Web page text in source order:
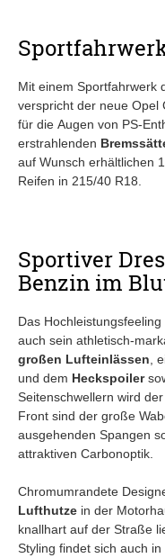
Mit einem Sportfahrwerk
verspricht der neue Opel
für die Augen von PS-
erstrahlenden
auf Wunsch erhältlichen
Reifen in 215/40 R18.
Sportiver
Benzin im
Das
auch sein athletisch-
großen Lufteinlässen ,
und dem Heckspoiler
Seitenschwellern wird
Front sind der große
ausgehenden Spangen
attraktiven Carbonoptik.
Chromumrandete
Lufthutze in der
knallhart auf der Straße
Styling findet sich auch